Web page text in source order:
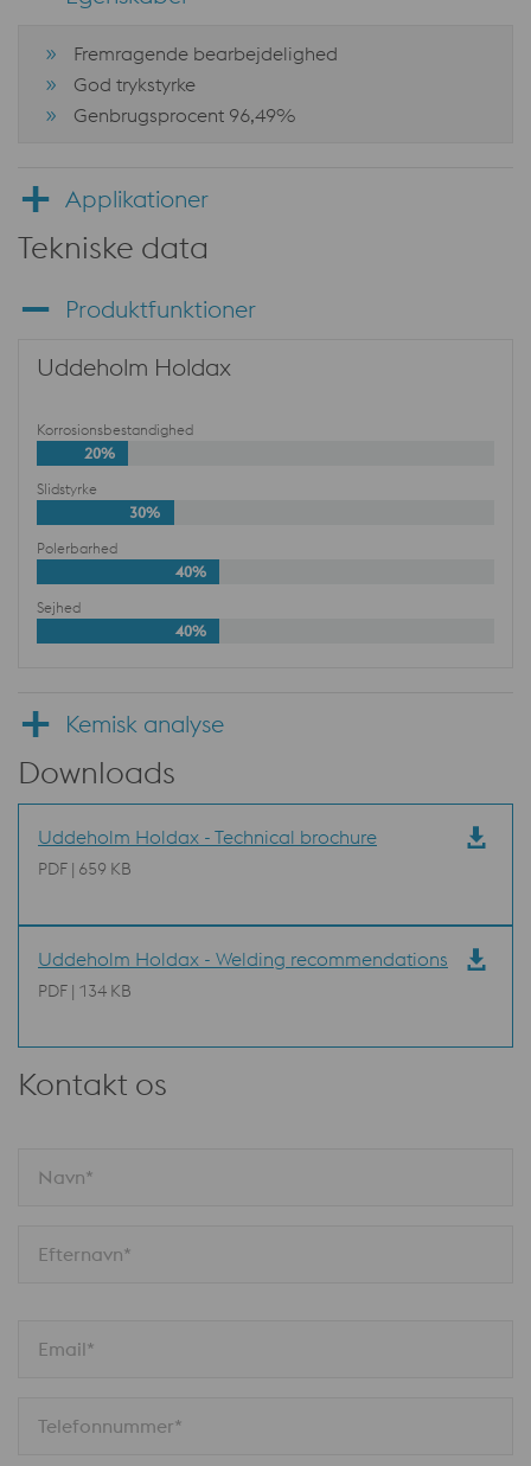
Fremragende bearbejdelighed
God trykstyrke
Genbrugsprocent 96,49%
Applikationer
Tekniske data
Produktfunktioner
Uddeholm Holdax
Korrosionsbestandighed
20%
Slidstyrke
30%
Polerbarhed
40%
Sejhed
40%
Kemisk analyse
Downloads
Uddeholm Holdax - Technical brochure
PDF | 659 KB
Uddeholm Holdax - Welding recommendations
PDF | 134 KB
Kontakt os
Navn*
Efternavn*
Email*
Telefonnummer*